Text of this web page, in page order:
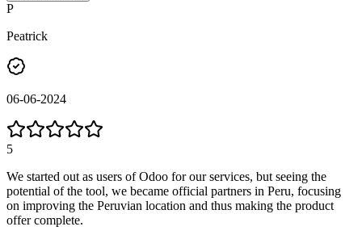
P
Peatrick
06-06-2024
5
We started out as users of Odoo for our services, but seeing the
potential of the tool, we became official partners in Peru, focusing
on improving the Peruvian location and thus making the product
offer complete.